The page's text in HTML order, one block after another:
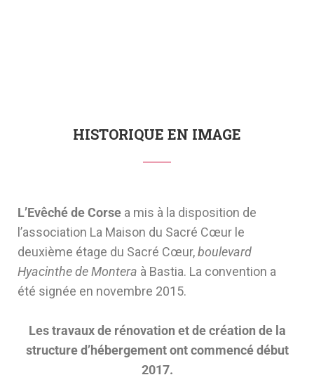
HISTORIQUE EN IMAGE
L’Evêché de Corse a mis à la disposition de
l’association La Maison du Sacré Cœur le
deuxième étage du Sacré Cœur,boulevard
Hyacinthe de Montera à Bastia. La convention a
été signée en novembre 2015.
Les travaux de rénovation et de création de la
structure d’hébergement ont commencé début
2017.